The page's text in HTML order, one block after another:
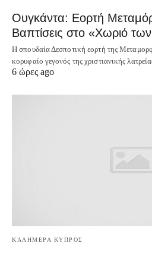
Ουγκάντα: Εορτή
Βαπτίσεις στο «Χωριό
Η σπουδαία Δεσποτική εορτή της
κορυφαίο γεγονός της χριστιανικής
6 ώρες ago
ΚΑΛΗΜΕΡΑ ΚΥΠΡΟΣ